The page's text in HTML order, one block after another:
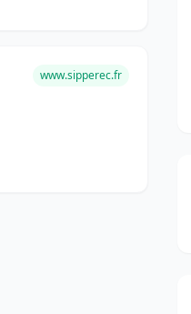
www.sipperec.fr